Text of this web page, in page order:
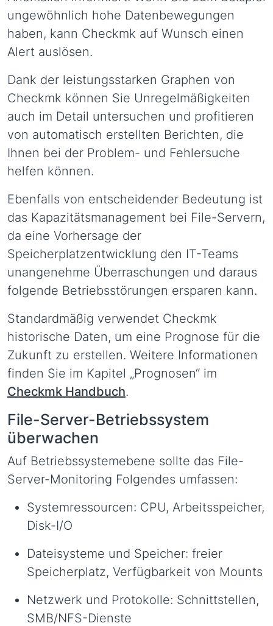
ungewöhnlich hohe Datenbewegungen
haben, kann Checkmk auf Wunsch einen
Alert auslösen.
Dank der leistungsstarken Graphen von
Checkmk können Sie Unregelmäßigkeiten
auch im Detail untersuchen und profitieren
von automatisch erstellten Berichten, die
Ihnen bei der Problem- und Fehlersuche
helfen können.
Ebenfalls von entscheidender Bedeutung ist
das Kapazitätsmanagement bei File-Servern,
da eine Vorhersage der
Speicherplatzentwicklung den IT-Teams
unangenehme Überraschungen und daraus
folgende Betriebsstörungen ersparen kann.
Standardmäßig verwendet Checkmk
historische Daten, um eine Prognose für die
Zukunft zu erstellen. Weitere Informationen
finden Sie im Kapitel „Prognosen“ im
Checkmk Handbuch.
File-Server-Betriebssystem
überwachen
Auf Betriebssystemebene sollte das File-
Server-Monitoring Folgendes umfassen:
Systemressourcen: CPU, Arbeitsspeicher,
Disk-I/O
Dateisysteme und Speicher: freier
Speicherplatz, Verfügbarkeit von Mounts
Netzwerk und Protokolle: Schnittstellen,
SMB/NFS-Dienste